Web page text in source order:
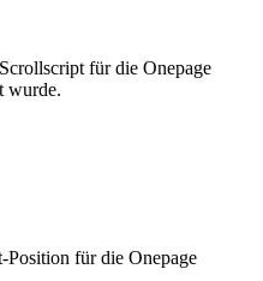
für die Onepage
wurde.
Position für die Onepage